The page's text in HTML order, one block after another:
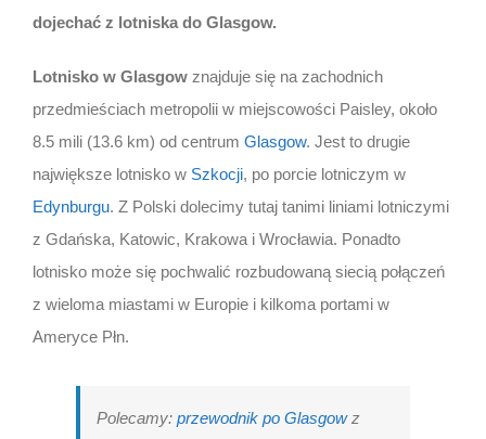
dojechać z lotniska do Glasgow.
Lotnisko w Glasgowznajduje się na zachodnich
przedmieściach metropolii w miejscowości Paisley, około
8.5 mili (13.6 km) od centrum Glasgow. Jest to drugie
największe lotnisko w Szkocji, po porcie lotniczym w
Edynburgu. Z Polski dolecimy tutaj tanimi liniami lotniczymi
z Gdańska, Katowic, Krakowa i Wrocławia. Ponadto
lotnisko może się pochwalić rozbudowaną siecią połączeń
z wieloma miastami w Europie i kilkoma portami w
Ameryce Płn.
Polecamy: przewodnik po Glasgowz